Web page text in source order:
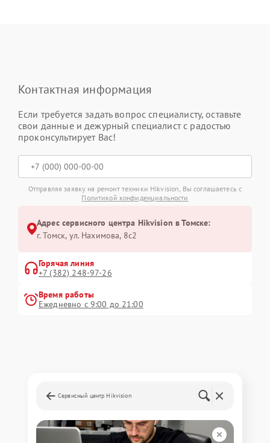
Контактная информация
Если требуется задать вопрос специалисту, оставьте
свои данные и дежурный специалист с радостью
проконсультирует Вас!
Отправляя заявку на ремонт техники Hikvision, Вы соглашаетесь с
Политикой конфиденциальности
Адрес сервисного центра Hikvision в Томске:
г. Томск, ул. Нахимова, 8с2
Горячая линия
+7 (382) 248-97-26
Время работы
Ежедневно с 9:00 до 21:00
Сервисный центр Hikvision